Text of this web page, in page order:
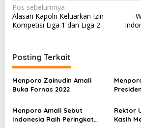
N
a
i
g
a
s
i
p
Pos sebelumnya
Alasan Kapolri Keluarkan Izin
Kompetisi Liga 1 dan Liga 2
Posting Terkait
Menpora Zainudin Amali
Buka Fornas 2022
SEA
Menpora Amali Sebut
Indonesia Raih Peringkat
Rektor
Kasih